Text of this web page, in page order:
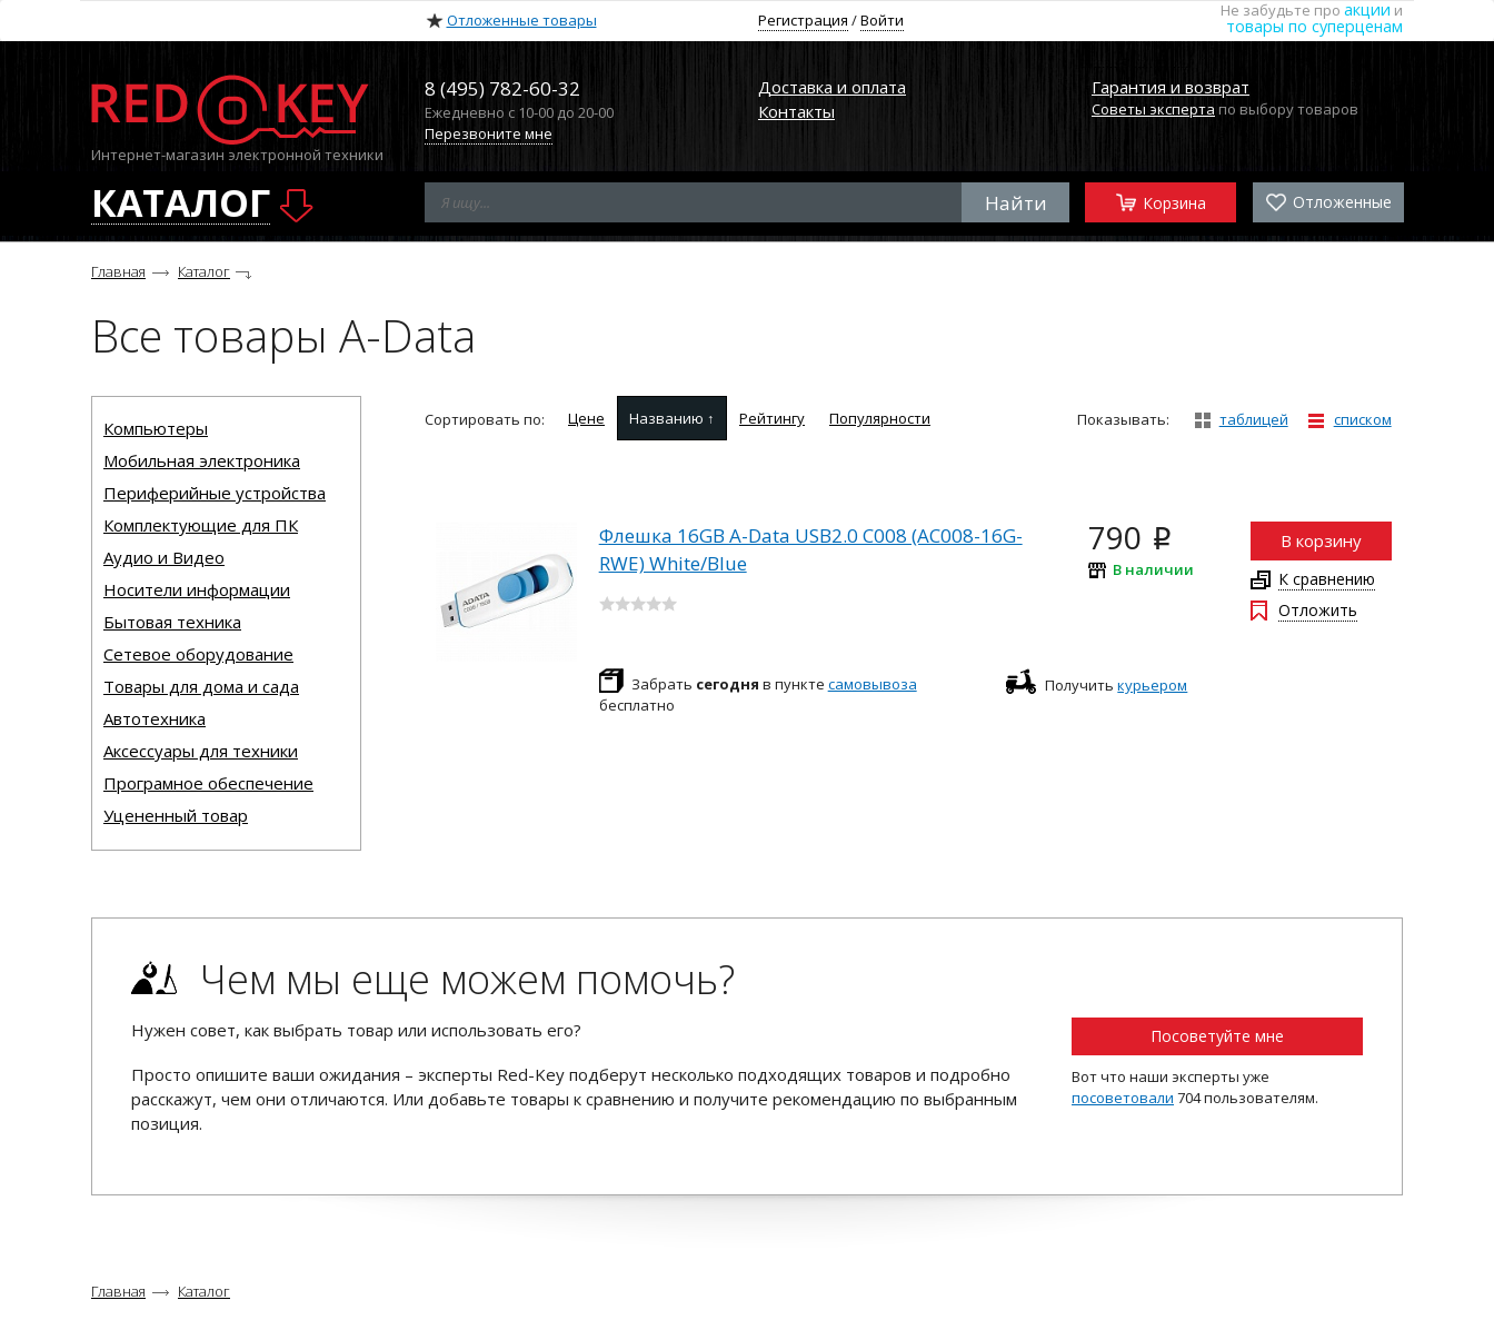
Отложенные товары Регистрация /Войти Не забудьте про акции и
товары по суперценам
Интернет-магазин электронной техники
8 (495) 782-60-32
Ежедневно с 10-00 до 20-00
Перезвоните мне
Доставка и оплата
Контакты
Гарантия и возврат
Советы эксперта по выбору товаров
КАТАЛОГ Корзина Отложенные
Главная Каталог
Все товары A-Data
Компьютеры
Мобильная электроника
Периферийные устройства
Комплектующие для ПК
Аудио и Видео
Носители информации
Бытовая техника
Сетевое оборудование
Товары для дома и сада
Автотехника
Аксессуары для техники
Програмное обеспечение
Уцененный товар
Сортировать по: Цене Названию ↑ Рейтингу Популярности Показывать: таблицей списком
Флешка 16GB A-Data USB2.0 C008 (AC008-16G-
RWE) White/Blue
790 i
В наличии
В корзину
К сравнению
Отложить
Забрать сегодня в пункте самовывоза
бесплатно
Получитькурьером
Чем мы еще можем помочь?
Нужен совет, как выбрать товар или использовать его?
Просто опишите ваши ожидания – эксперты Red-Key подберут несколько подходящих товаров и подробно
расскажут, чем они отличаются. Или добавьте товары к сравнению и получите рекомендацию по выбранным
позиция.
Посоветуйте мне
Вот что наши эксперты уже
посоветовали 704 пользователям.
Главная Каталог